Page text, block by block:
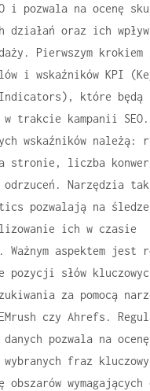
i pozwala na ocenę
działań oraz ich
Pierwszym
i wskaźników KPI
Indicators), które będą
w trakcie kampanii
wskaźników należą:
stronie, liczba
odrzuceń. Narzędzia
pozwalają na
ich w czasie
Ważnym aspektem jest
pozycji słów
za pomocą
czy Ahrefs.
pozwala na ocenę
fraz
wymagających